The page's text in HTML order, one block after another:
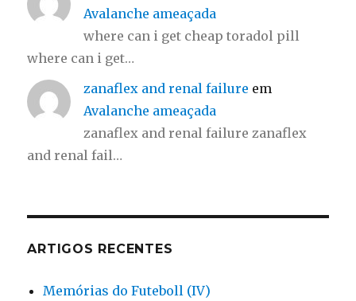
Avalanche ameaçada
where can i get cheap toradol pill
where can i get…
zanaflex and renal failure em
Avalanche ameaçada
zanaflex and renal failure zanaflex
and renal fail…
ARTIGOS RECENTES
Memórias do Futeboll (IV)